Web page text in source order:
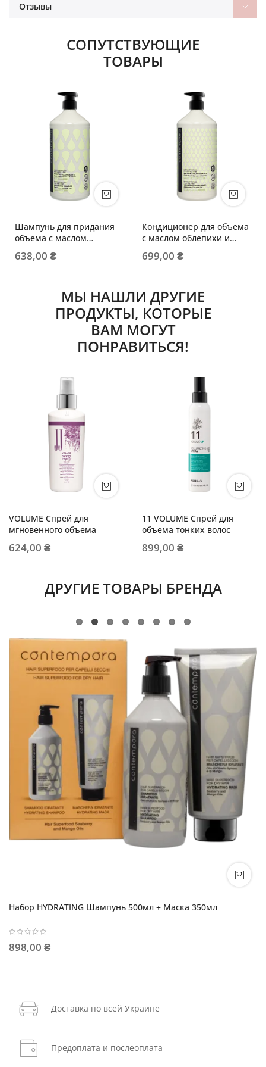
Отзывы
СОПУТСТВУЮЩИЕ
ТОВАРЫ
Шампунь для придания
объема с маслом
маслом
638,00 ₴
Кондиционер для объема
с маслом облепихи и
699,00 ₴
МЫ НАШЛИ ДРУГИЕ
ПРОДУКТЫ, КОТОРЫЕ
ВАМ МОГУТ
ПОНРАВИТЬСЯ!
VOLUME Спрей для
мгновенного объема
624,00 ₴
11 VOLUME Спрей для
объема тонких волос
899,00 ₴
ДРУГИЕ ТОВАРЫ БРЕНДА
Набор HYDRATING Шампунь 500мл + Маска 350мл
898,00 ₴
Доставка по всей Украине
Предоплата и послеоплата